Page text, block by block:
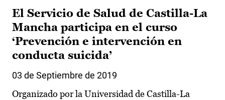
El Servicio de Salud de Castilla-La
Mancha participa en el curso
‘Prevención e intervención en
conducta suicida’
03 de Septiembre de 2019
Organizado por la Universidad de Castilla-La